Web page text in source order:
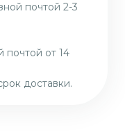
почтой 2-3
почтой от 14
доставки.